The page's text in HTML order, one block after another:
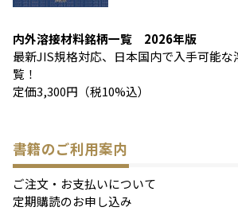
内外溶接材料銘柄一覧 2026年版
最新JIS規格対応、日本国内で入手可能な
覧！
定価3,300円（税10%込）
書籍のご利用案内
ご注文・お支払いについて
定期購読のお申し込み